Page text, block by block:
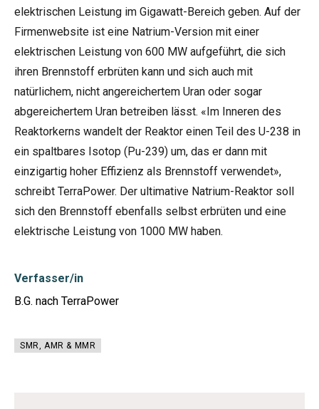
elektrischen Leistung im Gigawatt-Bereich geben. Auf der
Firmenwebsite ist eine Natrium-Version mit einer
elektrischen Leistung von 600 MW aufgeführt, die sich
ihren Brennstoff erbrüten kann und sich auch mit
natürlichem, nicht angereichertem Uran oder sogar
abgereichertem Uran betreiben lässt. «Im Inneren des
Reaktorkerns wandelt der Reaktor einen Teil des U-238 in
ein spaltbares Isotop (Pu-239) um, das er dann mit
einzigartig hoher Effizienz als Brennstoff verwendet»,
schreibt TerraPower. Der ultimative Natrium-Reaktor soll
sich den Brennstoff ebenfalls selbst erbrüten und eine
elektrische Leistung von 1000 MW haben.
Verfasser/in
B.G. nach TerraPower
SMR, AMR & MMR